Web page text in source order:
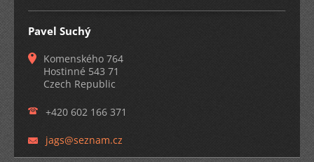
Pavel Suchý
Komenského 764
Hostinné 543 71
Czech Republic
+420 602 166 371
jags@seznam.cz